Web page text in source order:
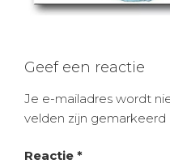
Geef een reactie
Je e-mailadres wordt
velden zijn
Reactie *